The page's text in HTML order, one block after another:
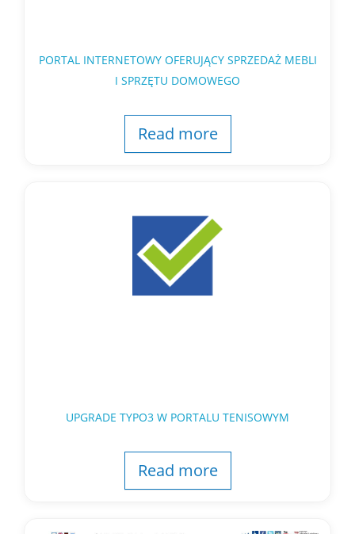
PORTAL INTERNETOWY OFERUJĄCY SPRZEDAŻ MEBLI
I SPRZĘTU DOMOWEGO
Read more
UPGRADE TYPO3 W PORTALU TENISOWYM
Read more